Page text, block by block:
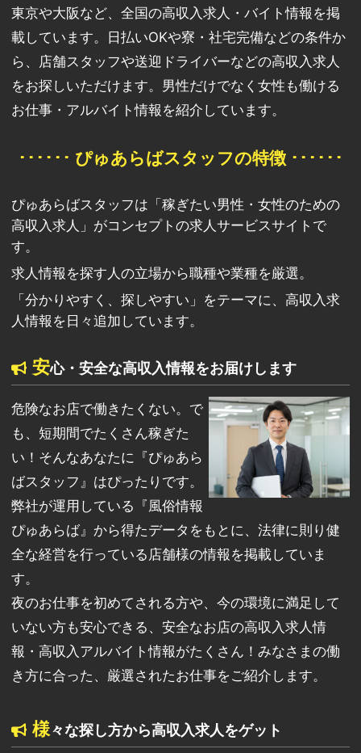
東京や大阪など、全国の高収入求人・バイト情報を掲
載しています。日払いOKや寮・社宅完備などの条件か
ら、店舗スタッフや送迎ドライバーなどの高収入求人
をお探しいただけます。男性だけでなく女性も働ける
お仕事・アルバイト情報を紹介しています。
･･････ ぴゅあらばスタッフの特徴 ･･････
ぴゅあらばスタッフは「稼ぎたい男性・女性のための
高収入求人」がコンセプトの求人サービスサイトで
す。
求人情報を探す人の立場から職種や業種を厳選。
「分かりやすく、探しやすい」をテーマに、高収入求
人情報を日々追加しています。
安心・安全な高収入情報をお届けします
危険なお店で働きたくない。で
も、短期間でたくさん稼ぎた
い！そんなあなたに『ぴゅあら
ばスタッフ』はぴったりです。
弊社が運用している『風俗情報
ぴゅあらば』から得たデータをもとに、法律に則り健
全な経営を行っている店舗様の情報を掲載していま
す。
夜のお仕事を初めてされる方や、今の環境に満足して
いない方も安心できる、安全なお店の高収入求人情
報・高収入アルバイト情報がたくさん！みなさまの働
き方に合った、厳選されたお仕事をご紹介します。
様々な探し方から高収入求人をゲット